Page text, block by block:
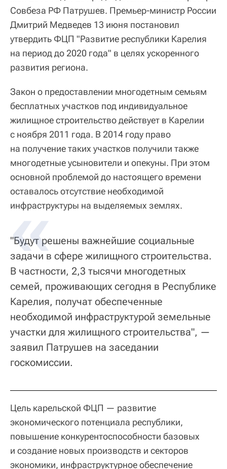
Совбеза РФ Патрушев. Премьер-министр России
Дмитрий Медведев 13 июня постановил
утвердить ФЦП "Развитие республики Карелия
на период до 2020 года" в целях ускоренного
развития региона.
Закон о предоставлении многодетным семьям
бесплатных участков под индивидуальное
жилищное строительство действует в Карелии
с ноября 2011 года. В 2014 году право
на получение таких участков получили также
многодетные усыновители и опекуны. При этом
основной проблемой до настоящего времени
оставалось отсутствие необходимой
инфраструктуры на выделяемых землях.
"Будут решены важнейшие социальные
задачи в сфере жилищного строительства.
В частности, 2,3 тысячи многодетных
семей, проживающих сегодня в Республике
Карелия, получат обеспеченные
необходимой инфраструктурой земельные
участки для жилищного строительства", —
заявил Патрушев на заседании
госкомиссии.
Цель карельской ФЦП — развитие
экономического потенциала республики,
повышение конкурентоспособности базовых
и создание новых производств и секторов
экономики, инфраструктурное обеспечение